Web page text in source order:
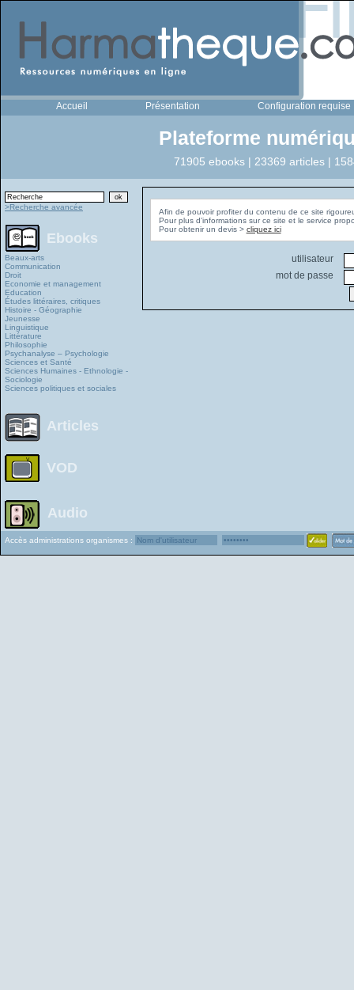
Accueil Présentation Configuration requise
Plateforme
71905 ebooks | 23369 articles |
>Recherche avancée
Ebooks
Beaux-arts
Communication
Droit
Economie et management
Education
Études littéraires, critiques
Histoire - Géographie
Jeunesse
Linguistique
Littérature
Philosophie
Psychanalyse – Psychologie
Sciences et Santé
Sciences Humaines - Ethnologie -
Sociologie
Sciences politiques et sociales
Articles
VOD
Audio
Afin de pouvoir profiter du contenu de ce site
Pour plus d'informations sur ce site et le service
Pour obtenir un devis > cliquez ici
utilisateur
mot de passe
Accès administrations organismes :